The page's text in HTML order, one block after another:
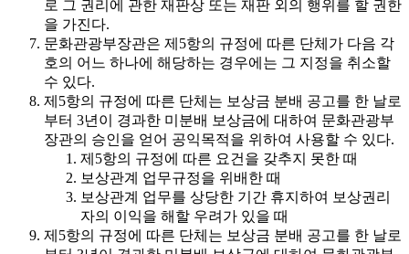
로 그 권리에 관한 재판상 또는 재판 외의 행위를 할 권한
을 가진다.
문화관광부장관은 제5항의 규정에 따른 단체가 다음 각
호의 어느 하나에 해당하는 경우에는 그 지정을 취소할
수 있다.
제5항의 규정에 따른 단체는 보상금 분배 공고를 한 날로
부터 3년이 경과한 미분배 보상금에 대하여 문화관광부
장관의 승인을 얻어 공익목적을 위하여 사용할 수 있다.
제5항의 규정에 따른 요건을 갖추지 못한 때
보상관계 업무규정을 위배한 때
보상관계 업무를 상당한 기간 휴지하여 보상권리
자의 이익을 해할 우려가 있을 때
제5항의 규정에 따른 단체는 보상금 분배 공고를 한 날로